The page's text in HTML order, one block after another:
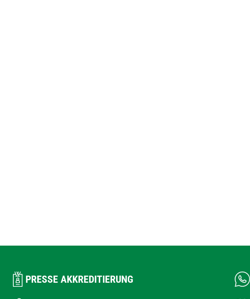
PRESSE AKKREDITIERUNG